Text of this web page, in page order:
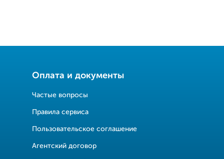
Оплата и документы
Частые вопросы
Правила сервиса
Пользовательское соглашение
Агентский договор